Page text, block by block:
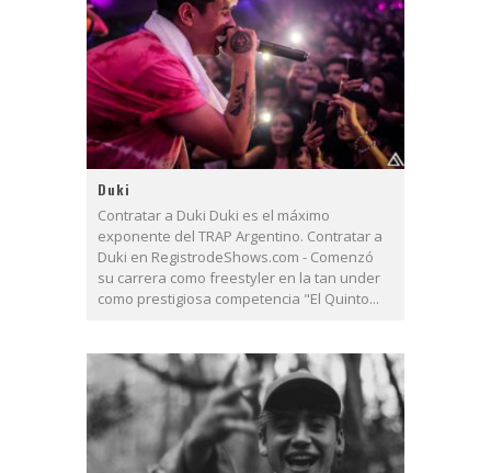
Duki
Contratar a Duki Duki es el máximo
exponente del TRAP Argentino. Contratar a
Duki en RegistrodeShows.com - Comenzó
su carrera como freestyler en la tan under
como prestigiosa competencia "El Quinto...